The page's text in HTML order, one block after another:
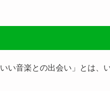
い音楽との出会い」とは